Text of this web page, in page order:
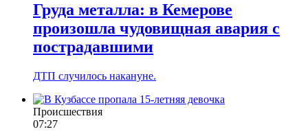
Груда металла: в Кемерове
произошла чудовищная авария с
пострадавшими
ДТП случилось накануне.
Происшествия
07:27